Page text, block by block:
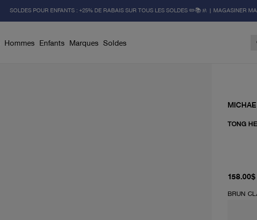
SOLDES POUR ENFANTS : +25% DE RABAIS SUR TOUS LES SOLDES ✏️📚🚸 | MAGASINER
Hommes Enfants Marques Soldes
TONG
158.00$
prix
BRUN